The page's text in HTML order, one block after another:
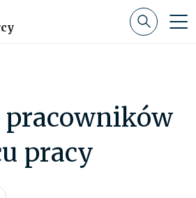
pracowników
pracy